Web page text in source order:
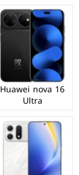
Huawei nova 16
Ultra